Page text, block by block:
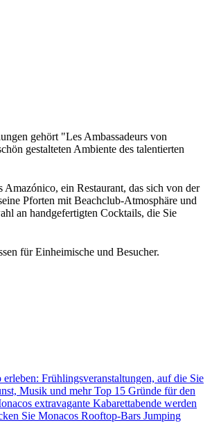
gehört "Les Ambassadeurs von
gestalteten Ambiente des talentierten
ein Restaurant, das sich von der
Pforten mit Beachclub-Atmosphäre und
an handgefertigten Cocktails, die Sie
für Einheimische und Besucher.
erleben: Frühlingsveranstaltungen, auf die Sie
Musik und mehrTop 15 Gründe für den
extravagante Kabarettabende werden
Sie Monacos Rooftop-Bars Jumping